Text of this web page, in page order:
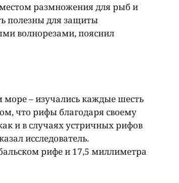
размножения для рыб и
полезны для защиты
волнорезами, пояснил
– изучались каждые шесть
что рифы благодаря своему
и в случаях устричных рифов
исследователь.
рифе и 17,5 миллиметра